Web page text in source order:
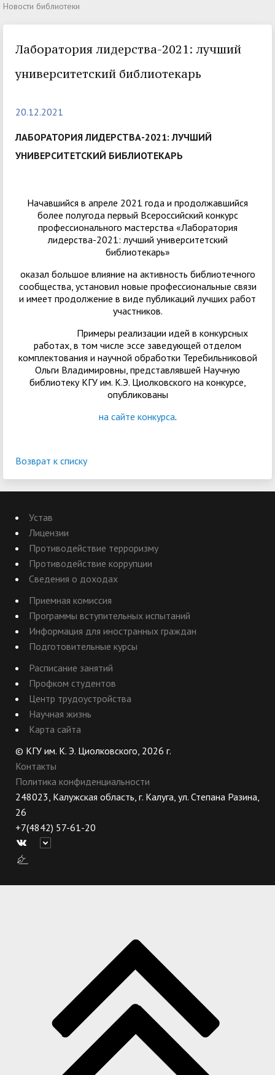
Новости библиотеки
Лаборатория лидерства-2021: лучший
университетский библиотекарь
20.12.2021
ЛАБОРАТОРИЯ ЛИДЕРСТВА-2021: ЛУЧШИЙ
УНИВЕРСИТЕТСКИЙ БИБЛИОТЕКАРЬ
Начавшийся в апреле 2021 года и продолжавшийся
более полугода первый Всероссийский конкурс
профессионального мастерства «Лаборатория
лидерства-2021: лучший университетский
библиотекарь»
оказал большое влияние на активность библиотечного
сообщества, установил новые профессиональные связи
и имеет продолжение в виде публикаций лучших работ
участников.
Примеры реализации идей в конкурсных
работах, в том числе эссе заведующей отделом
комплектования и научной обработки Теребильниковой
Ольги Владимировны, представлявшей Научную
библиотеку КГУ им. К.Э. Циолковского на конкурсе,
опубликованы
на сайте конкурса.
Возврат к списку
Устав
Лицензии
Противодействие терроризму
Противодействие коррупции
Сведения о доходах
Приемная комиссия
Программы вступительных испытаний
Информация для иностранных граждан
Подготовительные курсы
Расписание занятий
Профком студентов
Центр трудоустройства
Научная жизнь
Карта сайта
© КГУ им. К. Э. Циолковского, 2026 г.
Контакты
Политика конфиденциальности
248023, Калужская область, г. Калуга, ул. Степана Разина,
26
+7(4842) 57-61-20